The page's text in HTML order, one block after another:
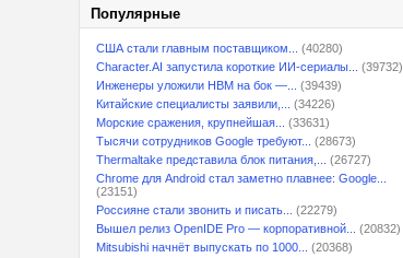
Популярные
США стали главным поставщиком...
(40280)
Character.AI запустила короткие ИИ-сериалы...
(39732)
Инженеры уложили HBM на бок —...
(39439)
Китайские специалисты заявили,...
(34226)
Морские сражения, крупнейшая...
(33631)
Тысячи сотрудников Google требуют...
(28673)
Thermaltake представила блок питания,...
(26727)
Chrome для Android стал заметно плавнее: Google...
(23151)
Россияне стали звонить и писать...
(22279)
Вышел релиз OpenIDE Pro — корпоративной...
(20832)
Mitsubishi начнёт выпускать по 1000...
(20368)